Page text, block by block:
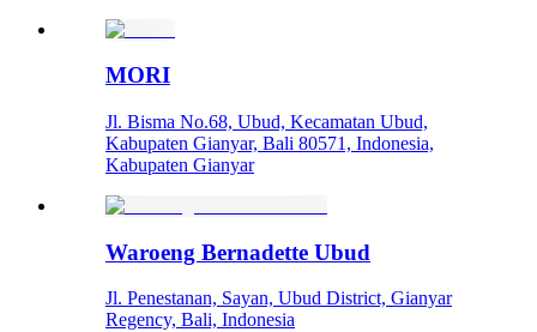
MORI
Jl. Bisma No.68, Ubud, Kecamatan Ubud,
Kabupaten Gianyar, Bali 80571, Indonesia,
Kabupaten Gianyar
Waroeng Bernadette Ubud
Jl. Penestanan, Sayan, Ubud District, Gianyar
Regency, Bali, Indonesia